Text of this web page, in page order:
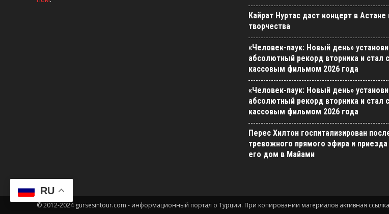
Кайрат Нуртас даст концерт в
творчества
«Человек-паук: Новый день»
абсолютный рекорд вторника и стал
кассовым фильмом 2026 года
«Человек-паук: Новый день»
абсолютный рекорд вторника и стал
кассовым фильмом 2026 года
Перес Хилтон госпитализирован
тревожного прямого эфира и
его дом в Майами
© 2012-2024 gursesintour.com - информационный портал о Турции. При копировании материалов активная
RU